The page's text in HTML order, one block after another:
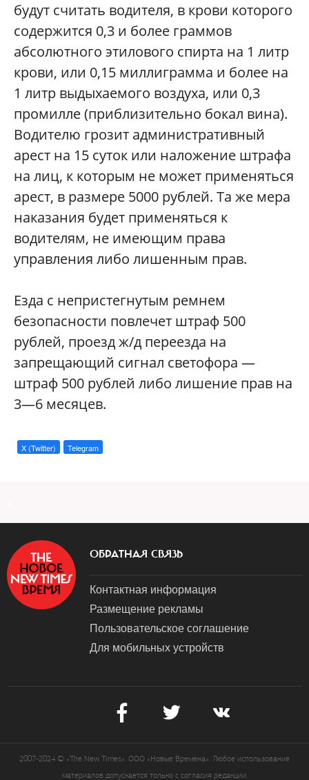
будут считать водителя, в крови которого
содержится 0,3 и более граммов
абсолютного этилового спирта на 1 литр
крови, или 0,15 миллиграмма и более на
1 литр выдыхаемого воздуха, или 0,3
промилле (приблизительно бокал вина).
Водителю грозит административный
арест на 15 суток или наложение штрафа
на лиц, к которым не может применяться
арест, в размере 5000 рублей. Та же мера
наказания будет применяться к
водителям, не имеющим права
управления либо лишенным прав.
Езда с непристегнутым ремнем
безопасности повлечет штраф 500
рублей, проезд ж/д переезда на
запрещающий сигнал светофора —
штраф 500 рублей либо лишение прав на
3—6 месяцев.
X (Twitter) Telegram
ОБРАТНАЯ СВЯЗЬ
Контактная информация
Размещение рекламы
Пользовательское соглашение
Для мобильных устройств
2007-2024 © «The New Times». ООО «Новые Времена». Любое использование
материалов допускается только с согласия редакции.